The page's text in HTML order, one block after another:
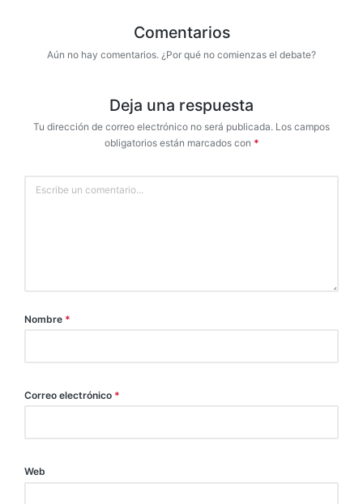
Comentarios
Aún no hay comentarios. ¿Por qué no comienzas el debate?
Deja una respuesta
Tu dirección de correo electrónico no será publicada. Los campos
obligatorios están marcados con *
Nombre *
Correo electrónico *
Web